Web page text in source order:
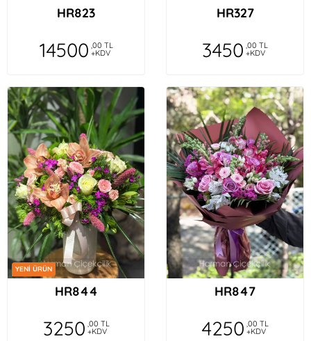
HR823
14500 ,00 TL
+KDV
HR327
3450 ,00 TL
+KDV
YENİ ÜRÜN
HR844
3250 ,00 TL
+KDV
HR847
4250 ,00 TL
+KDV